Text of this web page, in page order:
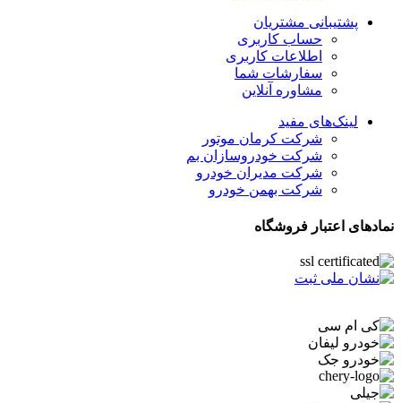
پشتیبانی مشتریان
حساب کاربری
اطلاعات کاربری
سفارشات شما
مشاوره آنلاین
لینک‌های مفید
شرکت کرمان موتور
شرکت خودروسازان بم
شرکت مدیران خودرو
شرکت بهمن خودرو
نمادهای اعتبار فروشگاه